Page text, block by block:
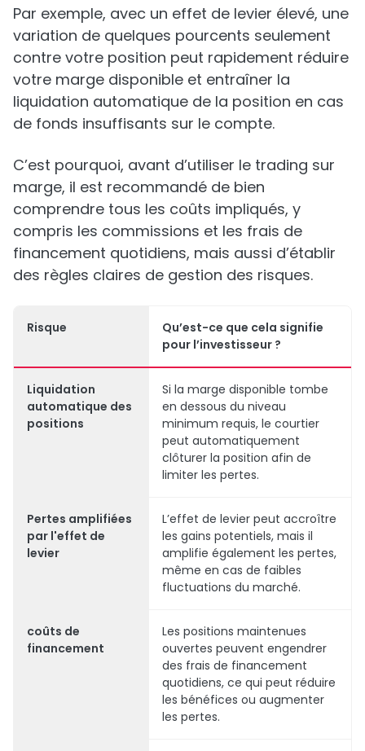
Par exemple, avec un effet de levier élevé, une
variation de quelques pourcents seulement
contre votre position peut rapidement réduire
votre marge disponible et entraîner la
liquidation automatique de la position en cas
de fonds insuffisants sur le compte.
C’est pourquoi, avant d’utiliser le trading sur
marge, il est recommandé de bien
comprendre tous les coûts impliqués, y
compris les commissions et les frais de
financement quotidiens, mais aussi d’établir
des règles claires de gestion des risques.
Risque
Qu’est-ce que cela signifie
pour l’investisseur ?
Liquidation
automatique des
positions
Si la marge disponible tombe
en dessous du niveau
minimum requis, le courtier
peut automatiquement
clôturer la position afin de
limiter les pertes.
Pertes amplifiées
par l'effet de
levier
L’effet de levier peut accroître
les gains potentiels, mais il
amplifie également les pertes,
même en cas de faibles
fluctuations du marché.
coûts de
financement
Les positions maintenues
ouvertes peuvent engendrer
des frais de financement
quotidiens, ce qui peut réduire
les bénéfices ou augmenter
les pertes.